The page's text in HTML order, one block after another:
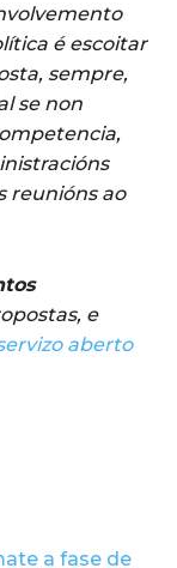
é escoitar
sempre,
se non
reunións ao
e
aberto
a fase de